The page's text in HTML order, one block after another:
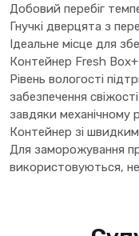
Добовий перебіг
Гнучкі дверцята з
Ідеальне місце для
Контейнер Fresh Box+
Рівень вологості
забезпечення
завдяки механічному
Контейнер зі
Для заморожування
використовуються,